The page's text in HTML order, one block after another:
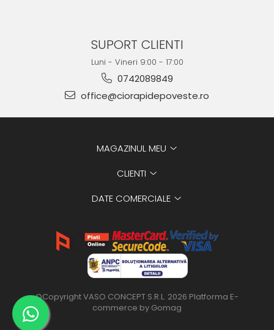
SUPORT CLIENTI
Luni - Vineri 9:00 - 17:00
0742089849
office@ciorapidepoveste.ro
MAGAZINUL MEU
CLIENTI
DATE COMERCIALE
©Copyright VASO CONCEPT S.R.L. 2026 Platforma E-
commerce by Gomag